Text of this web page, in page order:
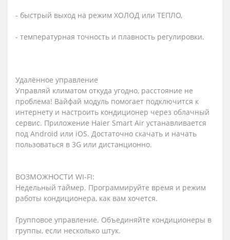
- быстрый выход на режим ХОЛОД или ТЕПЛО,
- температурная точность и плавность регулировки.
Удалённое управление
Управляй климатом откуда угодно, расстояние не
проблема! Вайфай модуль помогает подключится к
интернету и настроить кондиционер через облачный
сервис. Приложение Haier Smart Air устанавливается
под Android или iOS. Достаточно скачать и начать
пользоваться в 3G или дистанционно.
ВОЗМОЖНОСТИ WI-FI:
Недельный таймер. Программируйте время и режим
работы кондиционера, как вам хочется.
Групповое управление. Объединяйте кондиционеры в
группы, если несколько штук.